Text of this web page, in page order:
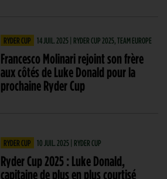
RYDER CUP 14 JUIL. 2025 | RYDER CUP 2025, TEAM EUROPE
Francesco Molinari rejoint son frère
aux côtés de Luke Donald pour la
prochaine Ryder Cup
RYDER CUP 10 JUIL. 2025 | RYDER CUP
Ryder Cup 2025 : Luke Donald,
capitaine de plus en plus courtisé